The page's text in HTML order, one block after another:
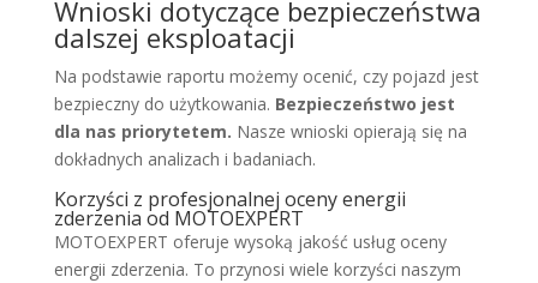
Wnioski dotyczące bezpieczeństwa
dalszej eksploatacji
Na podstawie raportu możemy ocenić, czy pojazd jest
bezpieczny do użytkowania. Bezpieczeństwo jest
dla nas priorytetem. Nasze wnioski opierają się na
dokładnych analizach i badaniach.
Korzyści z profesjonalnej oceny energii
zderzenia od MOTOEXPERT
MOTOEXPERT oferuje wysoką jakość usług oceny
energii zderzenia. To przynosi wiele korzyści naszym